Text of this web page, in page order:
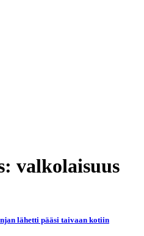
valkolaisuus
lähetti pääsi taivaan kotiin